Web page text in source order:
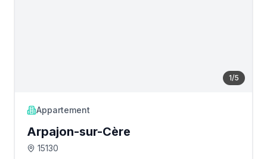
1/5
Appartement
Arpajon-sur-Cère
15130